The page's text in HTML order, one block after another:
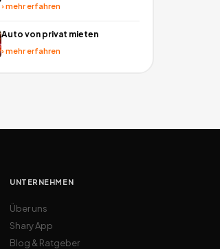
›mehr erfahren
Auto von privat mieten
›mehr erfahren
UNTERNEHMEN
Über uns
Shary App
Blog & Ratgeber